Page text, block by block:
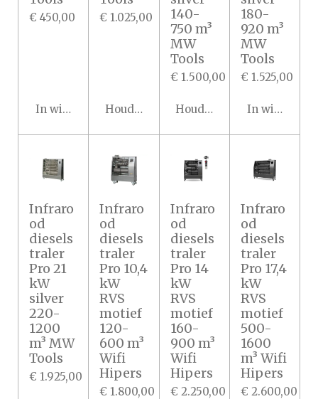
€ 450,00
In winkelwagen
€ 1.025,00
Houd mij op de hoogte
140-
750 m³
MW
Tools
€ 1.500,00
Houd mij op de hoogte
180-
920 m³
MW
Tools
€ 1.525,00
In
Infraro
od
diesels
traler
Pro 21
kW
silver
220-
1200
m³ MW
Tools
€ 1.925,00
Infraro
od
diesels
traler
Pro 10,4
kW
RVS
motief
120-
600 m³
Wifi
Hipers
€ 1.800,00
Infraro
od
diesels
traler
Pro 14
kW
RVS
motief
160-
900 m³
Wifi
Hipers
€ 2.250,00
Infraro
od
diesels
traler
Pro 17,4
kW
RVS
motief
500-
1600
m³ Wifi
Hipers
€ 2.600,00